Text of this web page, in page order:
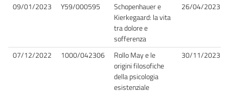
09/01/2023 Y59/000595
Schopenhauer e
Kierkegaard: la vita
tra dolore e
sofferenza
26/04/2023
07/12/2022 1000/042306
Rollo May e le
origini filosofiche
della psicologia
esistenziale
30/11/2023